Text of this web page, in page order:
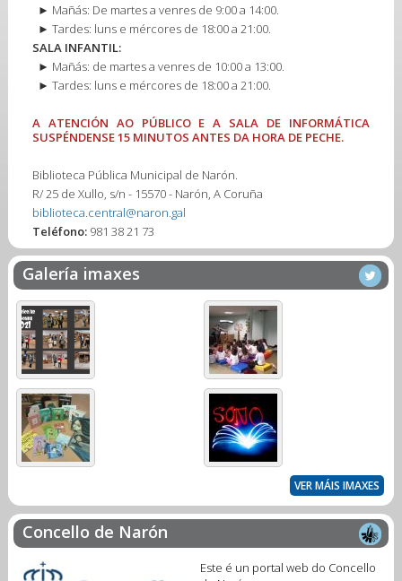
► Mañás: De martes a venres de 9:00 a 14:00.
► Tardes: luns e mércores de 18:00 a 21:00.
SALA INFANTIL:
► Mañás: de martes a venres de 10:00 a 13:00.
► Tardes: luns e mércores de 18:00 a 21:00.
A ATENCIÓN AO PÚBLICO E A SALA DE INFORMÁTICA
SUSPÉNDENSE 15 MINUTOS ANTES DA HORA DE PECHE.
Biblioteca Pública Municipal de Narón.
R/ 25 de Xullo, s/n - 15570 - Narón, A Coruña
biblioteca.central@naron.gal
Teléfono:981 38 21 73
Galería imaxes
VER MÁIS IMAXES
Concello de Narón
Este é un portal web do Concello